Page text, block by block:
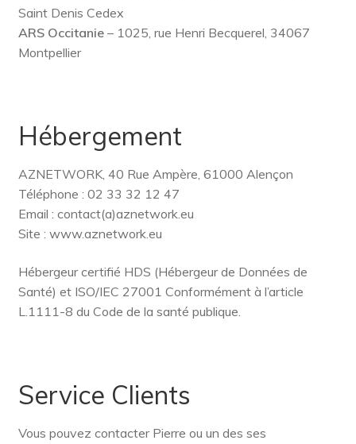
Saint Denis Cedex
ARS Occitanie– 1025, rue Henri Becquerel, 34067
Montpellier
Hébergement
AZNETWORK, 40 Rue Ampère, 61000 Alençon
Téléphone : 02 33 32 12 47
Email : contact(a)aznetwork.eu
Site : www.aznetwork.eu
Hébergeur certifié HDS (Hébergeur de Données de
Santé) et ISO/IEC 27001 Conformément à l’article
L.1111-8 du Code de la santé publique.
Service Clients
Vous pouvez contacter Pierre ou un des ses